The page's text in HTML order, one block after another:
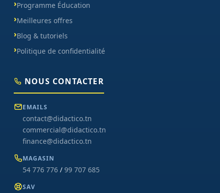
Programme Éducation
Meilleures offres
Blog & tutoriels
Politique de confidentialité
NOUS CONTACTER
EMAILS
contact@didactico.tn
commercial@didactico.tn
finance@didactico.tn
MAGASIN
54 776 776 / 99 707 685
SAV